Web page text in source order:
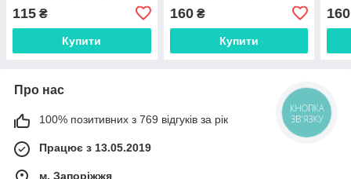
115 ₴
Купити
160₴
Купити
160
Про нас
100% позитивних з 769 відгуків за рік
Працює з 13.05.2019
м. Запоріжжя
КНОПКА
ЗВ'ЯЗКУ